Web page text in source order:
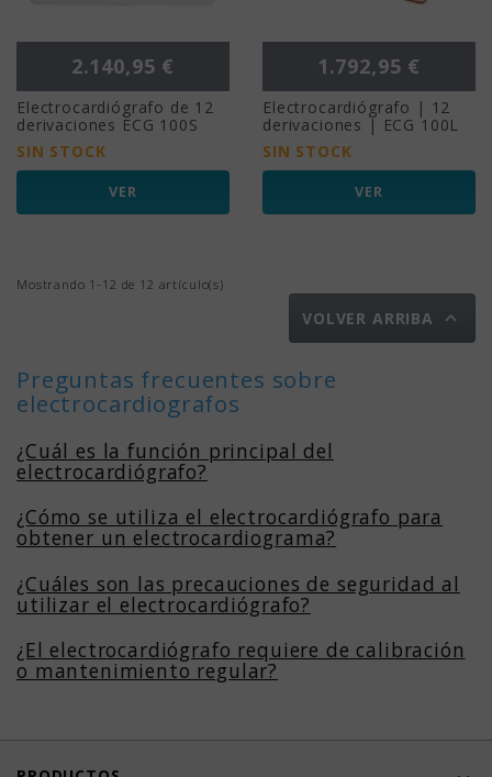
Precio
2.140,95 €
Electrocardiógrafo de 12
derivaciones ECG 100S
SIN STOCK
VER
Precio
1.792,95 €
Electrocardiógrafo | 12
derivaciones | ECG 100L
SIN STOCK
VER
Mostrando 1-12 de 12 artículo(s)
VOLVER ARRIBA 
Preguntas frecuentes sobre
electrocardiografos
¿Cuál es la función principal del
electrocardiógrafo?
¿Cómo se utiliza el electrocardiógrafo para
obtener un electrocardiograma?
¿Cuáles son las precauciones de seguridad al
utilizar el electrocardiógrafo?
¿El electrocardiógrafo requiere de calibración
o mantenimiento regular?